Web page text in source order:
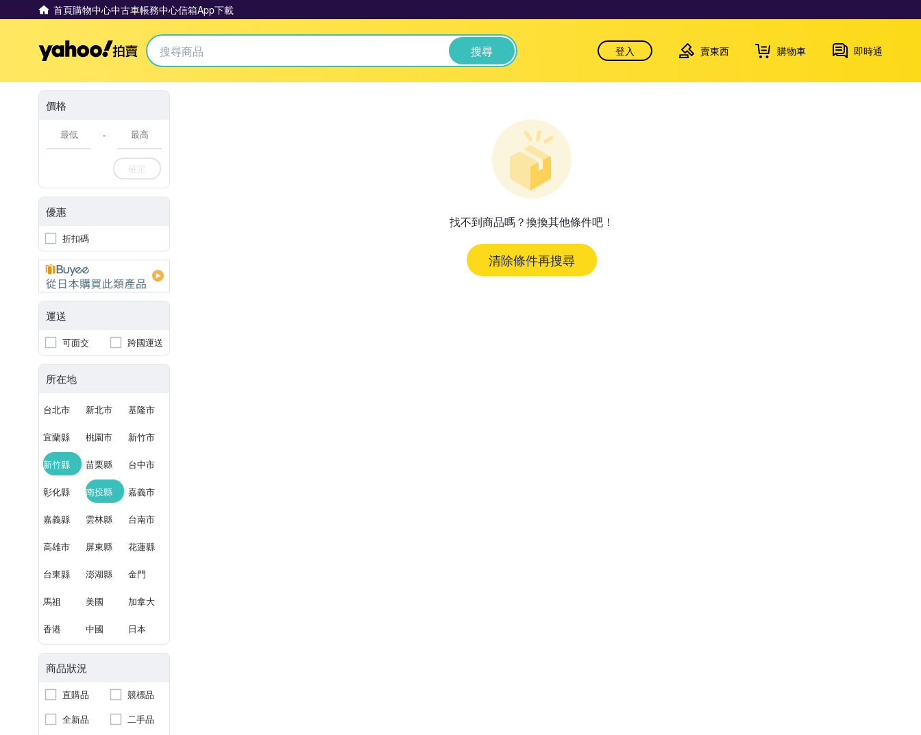
首頁購物中心中古車帳務中心信箱App下載
Yahoo拍賣 搜尋 登入 賣東西 購物車 即時通
價格
-
確定
優惠
折扣碼
運送
可面交 跨國運送
所在地
台北市 新北市 基隆市
宜蘭縣 桃園市 新竹市
新竹縣 苗栗縣 台中市
彰化縣 南投縣 嘉義市
嘉義縣 雲林縣 台南市
高雄市 屏東縣 花蓮縣
台東縣 澎湖縣 金門
馬祖 美國 加拿大
香港 中國 日本
商品狀況
直購品
競標品
全新品
二手品
找不到商品嗎？換換其他條件吧！
清除條件再搜尋